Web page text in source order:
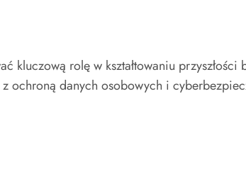
rolę w kształtowaniu
danych osobowych i